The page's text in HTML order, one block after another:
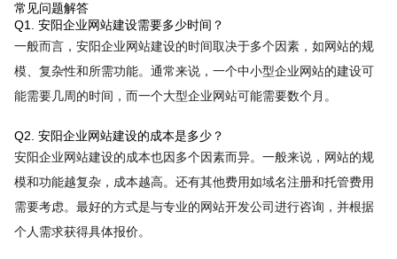
常见问题解答
Q1. 安阳企业网站建设需要多少时间？
一般而言，安阳企业网站建设的时间取决于多个因素，如网站的规
模、复杂性和所需功能。通常来说，一个中小型企业网站的建设可
能需要几周的时间，而一个大型企业网站可能需要数个月。
Q2. 安阳企业网站建设的成本是多少？
安阳企业网站建设的成本也因多个因素而异。一般来说，网站的规
模和功能越复杂，成本越高。还有其他费用如域名注册和托管费用
需要考虑。最好的方式是与专业的网站开发公司进行咨询，并根据
个人需求获得具体报价。